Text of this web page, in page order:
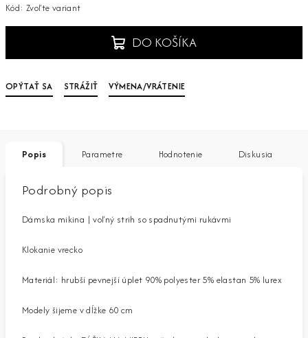
Kód: Zvoľte variant
DO KOŠÍKA
OPÝTAŤ SA STRÁŽIŤ VÝMENA/VRÁTENIE
Popis Parametre Hodnotenie Diskusia
Podrobný popis
Dámska mikina | voľný strih so spadnutými rukávmi
Klokanie vrecko
Materiál: hrubší pevnejší úplet 90% polyester 5% elastan 5% lurex
Modely šijeme v dĺžke 60 cm